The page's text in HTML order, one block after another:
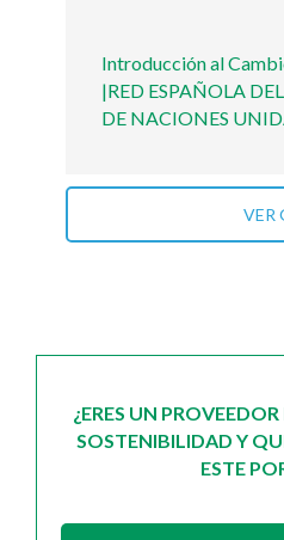
Introducción al
|RED ESPAÑOLA
DE NACIONES
VER
¿ERES UN
SOSTENIBILIDAD Y
ESTE